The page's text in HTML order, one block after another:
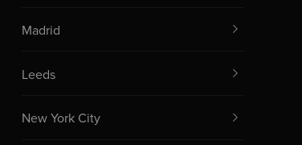
Madrid
Leeds
New York City